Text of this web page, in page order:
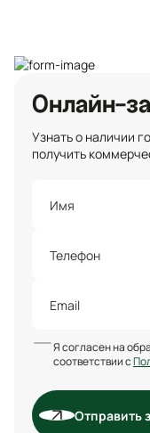
Онлайн-
Узнать о наличии
получить
Я согласен на
соответствии с
Отправить